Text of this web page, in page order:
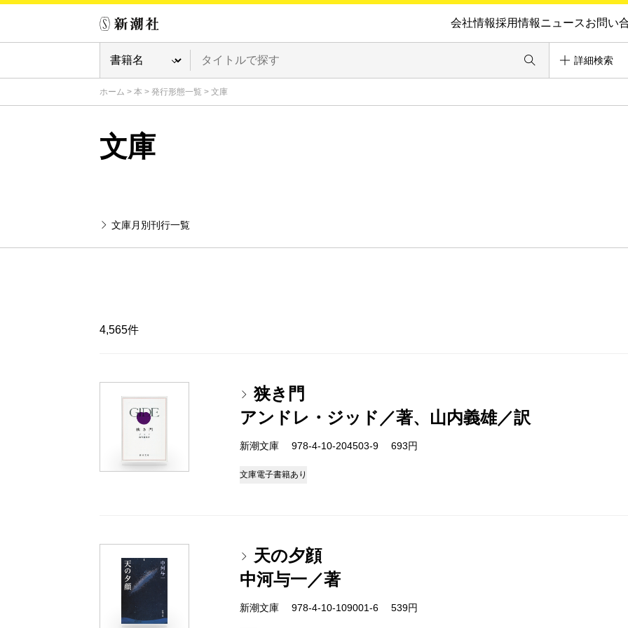
会社情報採用情報ニュースお問い
詳細検索
ホーム > 本 > 発行形態一覧 > 文庫
文庫
文庫月別刊行一覧
4,565件
狭き門
アンドレ・ジッド／著、山内義雄／訳
新潮文庫 978-4-10-204503-9 693円
文庫電子書籍あり
天の夕顔
中河与一／著
新潮文庫 978-4-10-109001-6 539円